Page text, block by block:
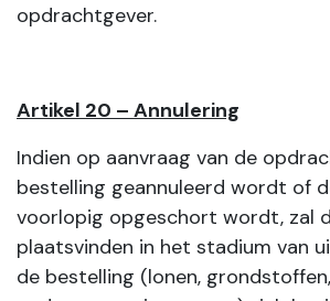
opdrachtgever.
Artikel 20 – Annulering
Indien op aanvraag van de
bestelling geannuleerd wordt of
voorlopig opgeschort wordt, zal
plaatsvinden in het stadium van
de bestelling (lonen, grondstoffen,